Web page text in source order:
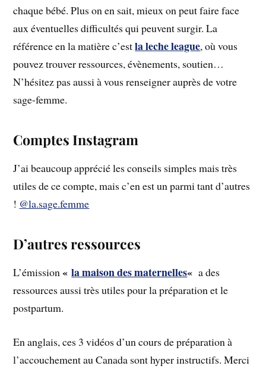
chaque bébé. Plus on en sait, mieux on peut faire face
aux éventuelles difficultés qui peuvent surgir. La
référence en la matière c’estla leche league, où vous
pouvez trouver ressources, évènements, soutien…
N’hésitez pas aussi à vous renseigner auprès de votre
sage-femme.
Comptes Instagram
J’ai beaucoup apprécié les conseils simples mais très
utiles de ce compte, mais c’en est un parmi tant d’autres
! @la.sage.femme
D’autres ressources
L’émission«la maison des maternelles« a des
ressources aussi très utiles pour la préparation et le
postpartum.
En anglais, ces 3 vidéos d’un cours de préparation à
l’accouchement au Canada sont hyper instructifs. Merci